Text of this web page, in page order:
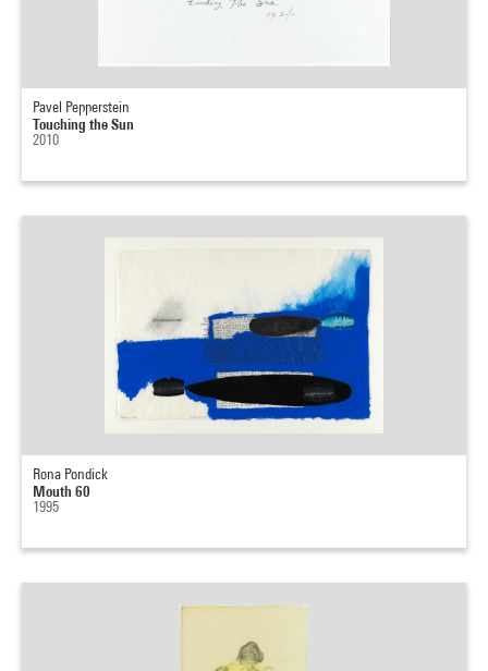
Pavel Pepperstein
Touching the Sun
2010
Rona Pondick
Mouth 60
1995